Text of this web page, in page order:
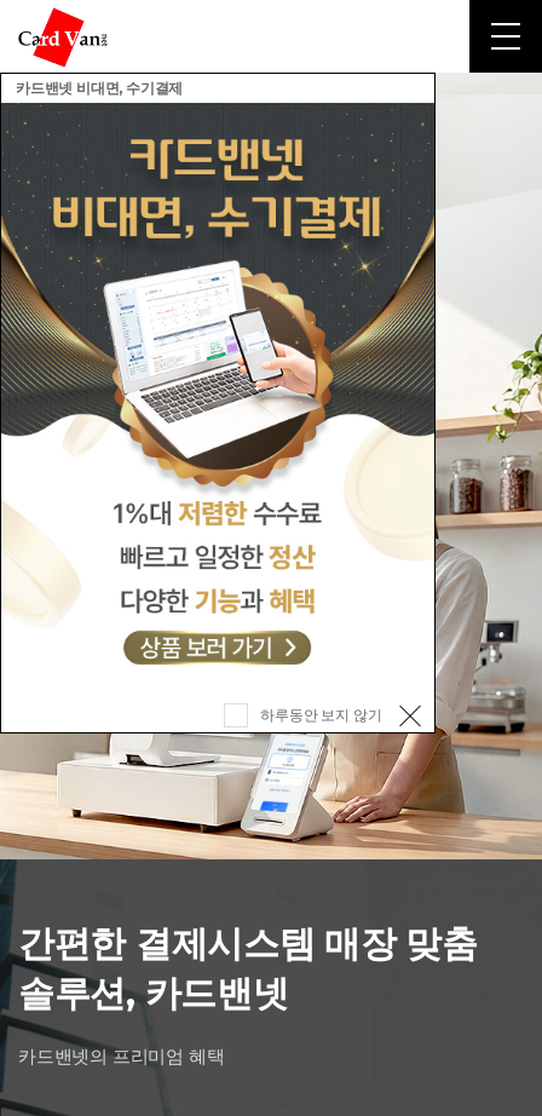
간편한 결제시스템 매장 맞춤
솔루션, 카드밴넷
카드밴넷의 프리미엄 혜택
카드밴넷 비대면, 수기결제
하루동안 보지 않기